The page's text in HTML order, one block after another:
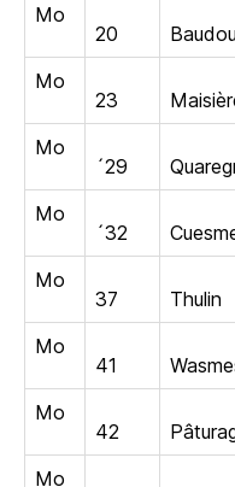
Mo
20
Mo
23
Mo
´29
Mo
´32
Mo
37
Thulin
Mo
41
Mo
42
Mo